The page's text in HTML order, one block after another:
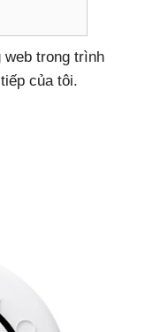
trong trình
của tôi.